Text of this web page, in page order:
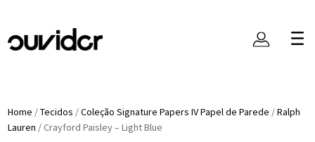
Home /Tecidos /Coleção Signature Papers IV Papel de Parede /Ralph
Lauren /Crayford Paisley – Light Blue